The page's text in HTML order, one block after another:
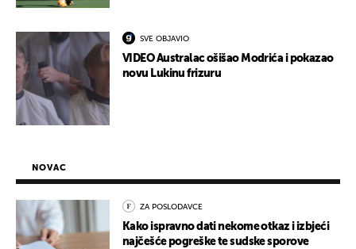
SVE OBJAVIO
VIDEO Australac ošišao Modrića i pokazao
novu Lukinu frizuru
NOVAC
ZA POSLODAVCE
Kako ispravno dati nekome otkaz i izbjeći
najčešće pogreške te sudske sporove